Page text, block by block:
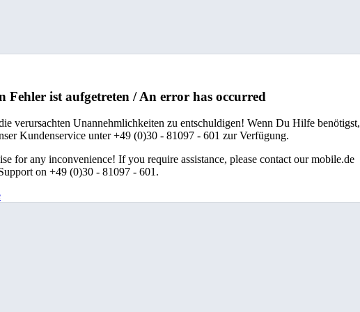
Fehler ist aufgetreten / An error has occurred
verursachten Unannehmlichkeiten zu entschuldigen! Wenn Du Hilfe benötigst,
Kundenservice unter +49 (0)30 - 81097 - 601 zur Verfügung.
for any inconvenience! If you require assistance, please contact our mobile.de
on +49 (0)30 - 81097 - 601.